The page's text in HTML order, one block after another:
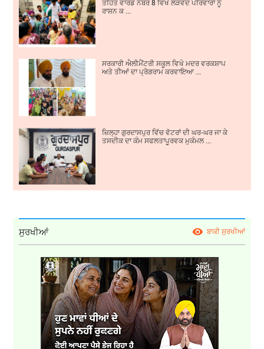
ਤਹਿਤ ਵਾਰਡ ਨੰਬਰ 8 ਵਿਖੇ ਲੋੜਵੰਦ ਪਰਿਵਾਰਾਂ ਨੂੰ
ਰਾਸ਼ਨ ਕ ...
ਸਰਕਾਰੀ ਐਲੀਮੈਂਟਰੀ ਸਕੂਲ ਵਿਖੇ ਮਦਰ ਵਰਕਸ਼ਾਪ
ਅਤੇ ਤੀਆਂ ਦਾ ਪ੍ਰੋਗਰਾਮ ਕਰਵਾਇਆ ...
ਜ਼ਿਲ੍ਹਾ ਗੁਰਦਾਸਪੁਰ ਵਿੱਚ ਵੋਟਰਾਂ ਦੀ ਘਰ-ਘਰ ਜਾ ਕੇ
ਤਸਦੀਕ ਦਾ ਕੰਮ ਸਫਲਤਾਪੂਰਵਕ ਮੁਕੰਮਲ ...
ਸੁਰਖੀਆਂ ਬਾਕੀ ਸੁਰਖੀਆਂ